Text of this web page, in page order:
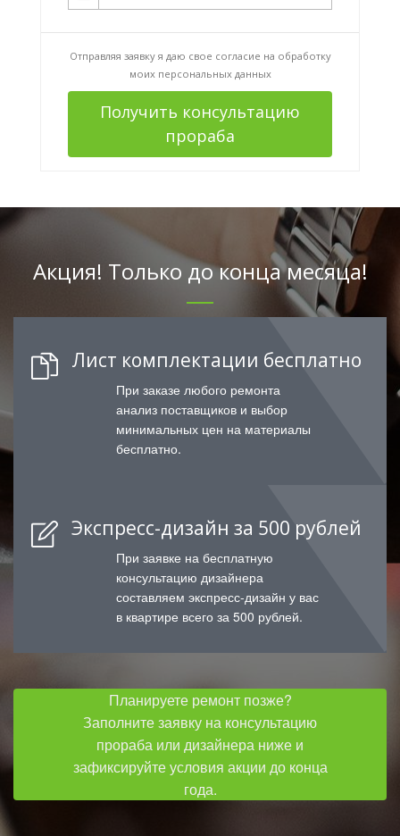
Отправляя заявку я даю свое согласие на обработку
моих персональных данных
Получить консультацию
прораба
Акция! Только до конца месяца!
Лист комплектации бесплатно
При заказе любого ремонта
анализ поставщиков и выбор
минимальных цен на материалы
бесплатно.
Экспресс-дизайн за 500 рублей
При заявке на бесплатную
консультацию дизайнера
составляем экспресс-дизайн у вас
в квартире всего за 500 рублей.
Планируете ремонт позже?
Заполните заявку на консультацию
прораба или дизайнера ниже и
зафиксируйте условия акции до конца
года.